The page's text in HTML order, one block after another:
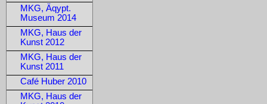
MKG, Äqypt.
Museum 2014
MKG, Haus der
Kunst 2012
MKG, Haus der
Kunst 2011
Café Huber 2010
MKG, Haus der